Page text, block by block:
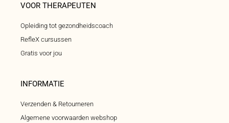
VOOR THERAPEUTEN
Opleiding tot gezondheidscoach
RefleX cursussen
Gratis voor jou
INFORMATIE
Verzenden & Retourneren
Algemene voorwaarden webshop